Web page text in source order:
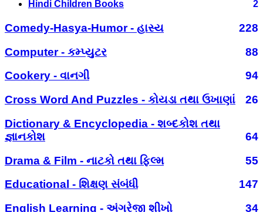
Hindi Children Books 2
Comedy-Hasya-Humor - હાસ્ય
228
Computer - કમ્પ્યુટર
88
Cookery - વાનગી
94
Cross Word And Puzzles - કોયડા તથા ઉખાણાં
26
Dictionary & Encyclopedia - શબ્દકોશ તથા
જ્ઞાનકોશ
64
Drama & Film - નાટકો તથા ફિલ્મ
55
Educational - શિક્ષણ સંબંધી
147
English Learning - અંગ્રેજી શીખો
34